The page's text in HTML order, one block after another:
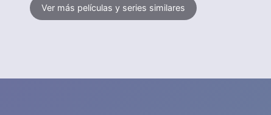
Ver más películas y series similares